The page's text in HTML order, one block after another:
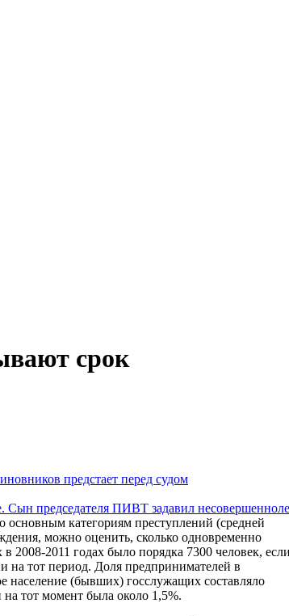
срок
предстает перед судом
Сын председателя ПИВТ задавил
категориям преступлений (средней
можно оценить, сколько одновременно
2008-2011 годах было порядка 7300 человек, если
на тот период. Доля предпринимателей в
население (бывших) госслужащих составляло
тот момент была около 1,5%.